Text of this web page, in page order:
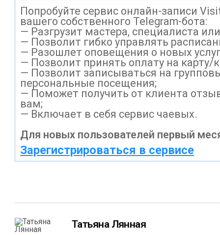
Попробуйте сервис онлайн-записи
вашего собственного Telegram-бота:
— Разгрузит мастера, специалиста
— Позволит гибко управлять
— Разошлет оповещения о новых
— Позволит принять оплату на карту/
— Позволит записываться на
персональные посещения;
— Поможет получить от клиента
вам;
— Включает в себя сервис чаевых.
Для новых пользователей первый
Зарегистрироваться в сервисе
Татьяна Лянная